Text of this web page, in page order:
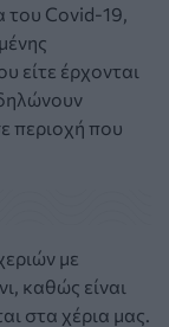
του Covid-19,
είτε έρχονται
περιοχή που
με
καθώς είναι
στα χέρια μας.